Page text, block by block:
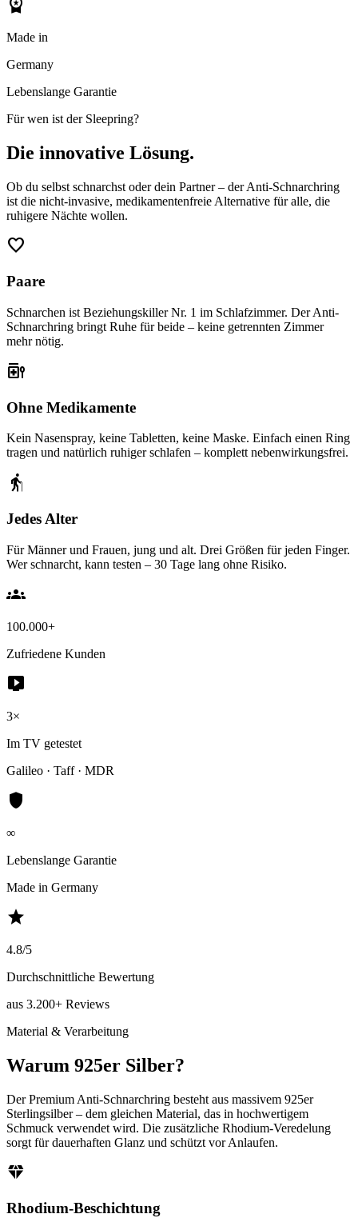
workspace_premium
Made in
Germany
Lebenslange Garantie
Für wen ist der Sleepring?
Die innovative Lösung.
Ob du selbst schnarchst oder dein Partner – der Anti-Schnarchring
ist die nicht-invasive, medikamentenfreie Alternative für alle, die
ruhigere Nächte wollen.
favorite
Paare
Schnarchen ist Beziehungskiller Nr. 1 im Schlafzimmer. Der Anti-
Schnarchring bringt Ruhe für beide – keine getrennten Zimmer
mehr nötig.
medication_liquid
Ohne Medikamente
Kein Nasenspray, keine Tabletten, keine Maske. Einfach einen Ring
tragen und natürlich ruhiger schlafen – komplett nebenwirkungsfrei.
elderly
Jedes Alter
Für Männer und Frauen, jung und alt. Drei Größen für jeden Finger.
Wer schnarcht, kann testen – 30 Tage lang ohne Risiko.
groups
100.000+
Zufriedene Kunden
live_tv
3×
Im TV getestet
Galileo · Taff · MDR
shield
∞
Lebenslange Garantie
Made in Germany
star
4.8/5
Durchschnittliche Bewertung
aus 3.200+ Reviews
Material & Verarbeitung
Warum 925er Silber?
Der Premium Anti-Schnarchring besteht aus massivem 925er
Sterlingsilber – dem gleichen Material, das in hochwertigem
Schmuck verwendet wird. Die zusätzliche Rhodium-Veredelung
sorgt für dauerhaften Glanz und schützt vor Anlaufen.
diamond
Rhodium-Beschichtung